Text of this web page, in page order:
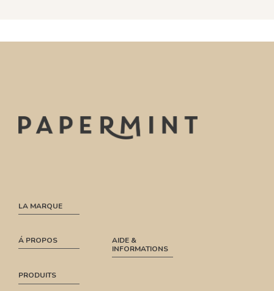
LA MARQUE
Á PROPOS
AIDE &
INFORMATIONS
PRODUITS